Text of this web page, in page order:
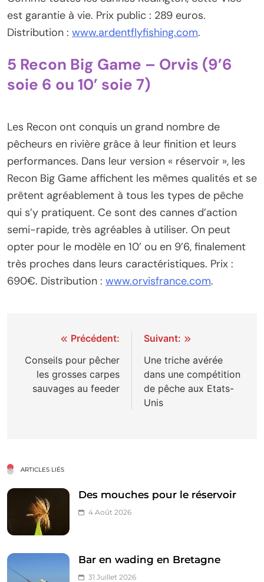
est garantie à vie. Prix public : 289 euros.
Distribution : www.ardentflyfishing.com.
5 Recon Big Game – Orvis (9’6
soie 6 ou 10’ soie 7)
Les Recon ont conquis un grand nombre de
pêcheurs en rivière grâce à leur finition et leurs
performances. Dans leur version « réservoir », les
Recon Big Game affichent les mêmes qualités et se
prêtent agréablement à tous les types de pêche
qui s’y pratiquent. Ce sont des cannes d’action
semi-rapide, très agréables à utiliser. On peut
opter pour le modèle en 10’ ou en 9’6, finalement
très proches dans leurs caractéristiques. Prix :
690€. Distribution : www.orvisfrance.com.
Navigation
de
l’article
Précédent:
Conseils pour pêcher
les grosses carpes
sauvages au feeder
Suivant:
Une triche avérée
dans une compétition
de pêche aux Etats-
Unis
ARTICLES LIÉS
Des mouches pour le réservoir
4 Août 2026
Bar en wading en Bretagne
31 Juillet 2026